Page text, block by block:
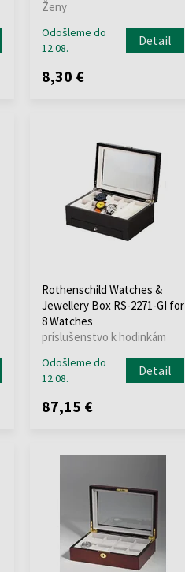
Ženy
Odošleme do
12.08.
Detail
8,30 €
Rothenschild Watches &
Jewellery Box RS-2271-GI for
8 Watches
príslušenstvo k hodinkám
Odošleme do
12.08.
Detail
87,15 €